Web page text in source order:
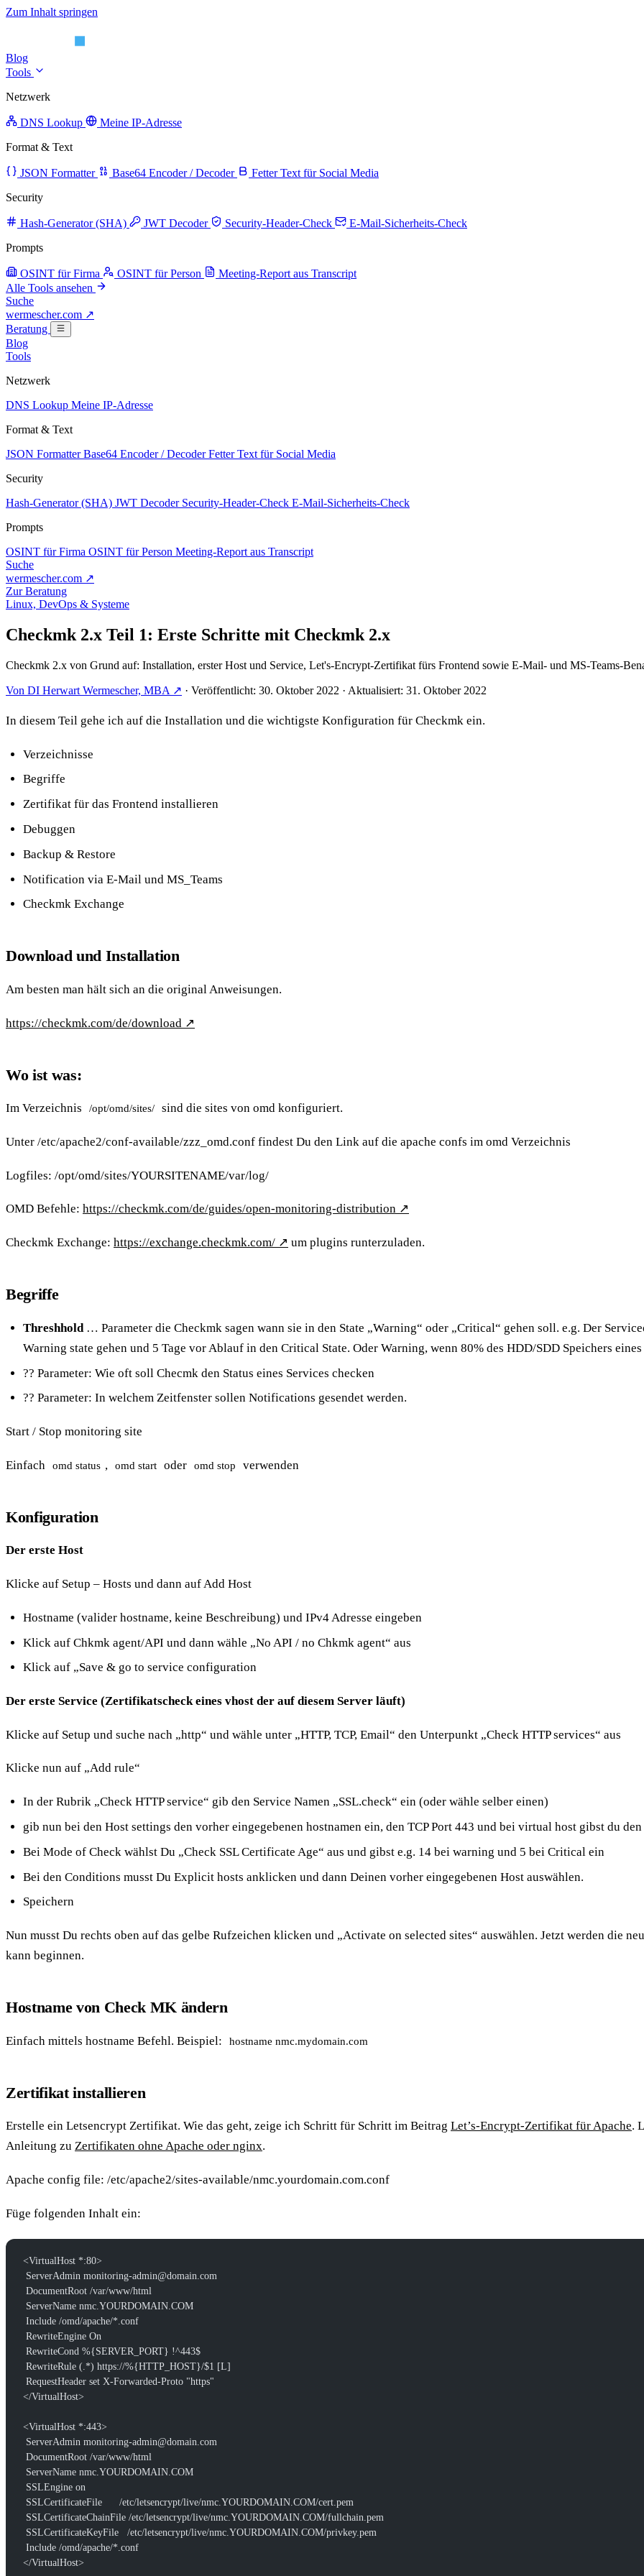
Zum Inhalt springen
Blog
Tools
Netzwerk
DNS Lookup
Meine IP-Adresse
Format & Text
JSON Formatter Base64 Encoder / Decoder
Fetter Text für Social Media
Security
Hash-Generator (SHA) JWT Decoder Security-Header-Check
E-Mail-Sicherheits-Check
Prompts
OSINT für Firma OSINT für Person
Meeting-Report aus Transcript
Alle Tools ansehen
Suche
wermescher.com ↗
Beratung
Blog
Tools
Netzwerk
DNS Lookup Meine IP-Adresse
Format & Text
JSON FormatterBase64 Encoder / DecoderFetter Text für Social Media
Security
Hash-Generator (SHA) JWT Decoder Security-Header-Check E-Mail-Sicherheits-Check
Prompts
OSINT für Firma OSINT für Person Meeting-Report aus Transcript
Suche
wermescher.com ↗
Zur Beratung
Linux, DevOps & Systeme
Checkmk 2.x Teil 1: Erste Schritte mit Checkmk 2.x
Checkmk 2.x von Grund auf: Installation, erster Host und Service, Let's-Encrypt-Zertifikat fürs Frontend sowie E-Mail- und MS-Teams-
Von DI Herwart Wermescher, MBA ↗ · Veröffentlicht: 30. Oktober 2022 · Aktualisiert: 31. Oktober 2022
In diesem Teil gehe ich auf die Installation und die wichtigste Konfiguration für Checkmk ein.
Verzeichnisse
Begriffe
Zertifikat für das Frontend installieren
Debuggen
Backup & Restore
Notification via E-Mail und MS_Teams
Checkmk Exchange
Download und Installation
Am besten man hält sich an die original Anweisungen.
https://checkmk.com/de/download ↗
Wo ist was:
Im Verzeichnis /opt/omd/sites/ sind die sites von omd konfiguriert.
Unter /etc/apache2/conf-available/zzz_omd.conf findest Du den Link auf die apache confs im omd Verzeichnis
Logfiles: /opt/omd/sites/YOURSITENAME/var/log/
OMD Befehle: https://checkmk.com/de/guides/open-monitoring-distribution ↗
Checkmk Exchange: https://exchange.checkmk.com/ ↗ um plugins runterzuladen.
Begriffe
Threshhold … Parameter die Checkmk sagen wann sie in den State „Warning“ oder „Critical“ gehen soll. e.g. Der
Warning state gehen und 5 Tage vor Ablauf in den Critical State. Oder Warning, wenn 80% des HDD/SDD Speichers
?? Parameter: Wie oft soll Checmk den Status eines Services checken
?? Parameter: In welchem Zeitfenster sollen Notifications gesendet werden.
Start / Stop monitoring site
Einfach omd status , omd start oder omd stop verwenden
Konfiguration
Der erste Host
Klicke auf Setup – Hosts und dann auf Add Host
Hostname (valider hostname, keine Beschreibung) und IPv4 Adresse eingeben
Klick auf Chkmk agent/API und dann wähle „No API / no Chkmk agent“ aus
Klick auf „Save & go to service configuration
Der erste Service (Zertifikatscheck eines vhost der auf diesem Server läuft)
Klicke auf Setup und suche nach „http“ und wähle unter „HTTP, TCP, Email“ den Unterpunkt „Check HTTP services“ aus
Klicke nun auf „Add rule“
In der Rubrik „Check HTTP service“ gib den Service Namen „SSL.check“ ein (oder wähle selber einen)
gib nun bei den Host settings den vorher eingegebenen hostnamen ein, den TCP Port 443 und bei virtual host gibst du
Bei Mode of Check wählst Du „Check SSL Certificate Age“ aus und gibst e.g. 14 bei warning und 5 bei Critical ein
Bei den Conditions musst Du Explicit hosts anklicken und dann Deinen vorher eingegebenen Host auswählen.
Speichern
Nun musst Du rechts oben auf das gelbe Rufzeichen klicken und „Activate on selected sites“ auswählen. Jetzt werden die
kann beginnen.
Hostname von Check MK ändern
Einfach mittels hostname Befehl. Beispiel: hostname nmc.mydomain.com
Zertifikat installieren
Erstelle ein Letsencrypt Zertifikat. Wie das geht, zeige ich Schritt für Schritt im Beitrag Let’s-Encrypt-Zertifikat für Apache.
Anleitung zu Zertifikaten ohne Apache oder nginx.
Apache config file: /etc/apache2/sites-available/nmc.yourdomain.com.conf
Füge folgenden Inhalt ein:
<VirtualHost *:80>
ServerAdmin monitoring-admin@domain.com
DocumentRoot /var/www/html
ServerName nmc.YOURDOMAIN.COM
Include /omd/apache/*.conf
RewriteEngine On
RewriteCond %{SERVER_PORT} !^443$
RewriteRule (.*) https://%{HTTP_HOST}/$1 [L]
RequestHeader set X-Forwarded-Proto "https"
</VirtualHost>
<VirtualHost *:443>
ServerAdmin monitoring-admin@domain.com
DocumentRoot /var/www/html
ServerName nmc.YOURDOMAIN.COM
SSLEngine on
SSLCertificateFile      /etc/letsencrypt/live/nmc.YOURDOMAIN.COM/cert.pem
SSLCertificateChainFile /etc/letsencrypt/live/nmc.YOURDOMAIN.COM/fullchain.pem
SSLCertificateKeyFile   /etc/letsencrypt/live/nmc.YOURDOMAIN.COM/privkey.pem
Include /omd/apache/*.conf
</VirtualHost>